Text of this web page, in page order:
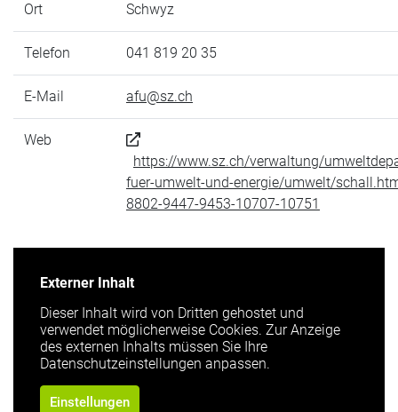
Ort Schwyz
Telefon 041 819 20 35
E-Mail afu@sz.ch
Web
https://www.sz.ch/verwaltung/
fuer-umwelt-und-energie/umwelt/
8802-9447-9453-10707-10751
Externer Inhalt
Dieser Inhalt wird von Dritten gehostet und
verwendet möglicherweise Cookies. Zur Anzeige
des externen Inhalts müssen Sie Ihre
Datenschutzeinstellungen anpassen.
Einstellungen